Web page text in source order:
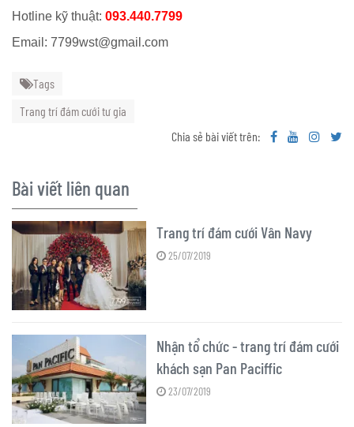
Hotline kỹ thuật: 093.440.7799
Email: 7799wst@gmail.com
Tags
Trang trí đám cưới tư gia
Chia sẻ bài viết trên:
Bài viết liên quan
Trang trí đám cưới Vân Navy
25/07/2019
Nhận tổ chức - trang trí đám cưới
khách sạn Pan Paciffic
23/07/2019